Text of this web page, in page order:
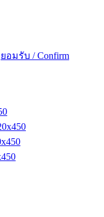
ยอมรับ / Confirm